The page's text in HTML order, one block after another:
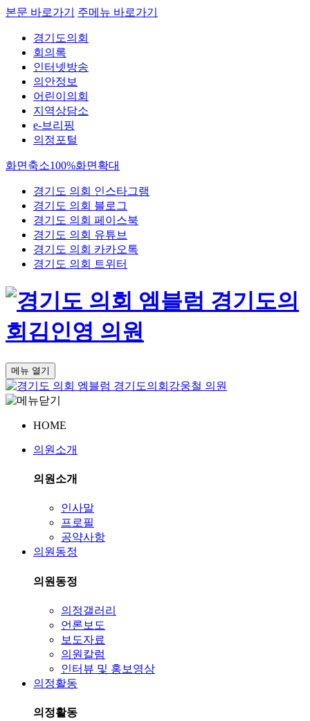
본문 바로가기 주메뉴 바로가기
경기도의회
회의록
인터넷방송
의안정보
어린이의회
지역상담소
e-브리핑
의정포털
화면축소100%화면확대
경기도 의회 인스타그램
경기도 의회 블로그
경기도 의회 페이스북
경기도 의회 유튜브
경기도 의회 카카오톡
경기도 의회 트위터
경기도의
회김인영 의원
메뉴 열기
경기도의회 강웅철 의원
HOME
의원소개
의원소개
인사말
프로필
공약사항
의원동정
의원동정
의정갤러리
언론보도
보도자료
의원칼럼
인터뷰 및 홍보영상
의정활동
의정활동